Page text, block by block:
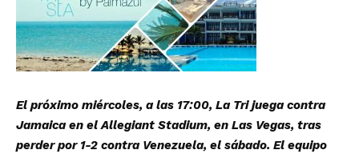
El próximo miércoles, a las 17:00, La Tri juega contra
Jamaica en el Allegiant Stadium, en Las Vegas, tras
perder por 1-2 contra Venezuela, el sábado. El equipo